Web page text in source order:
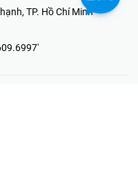
TP. Hồ Chí Minh